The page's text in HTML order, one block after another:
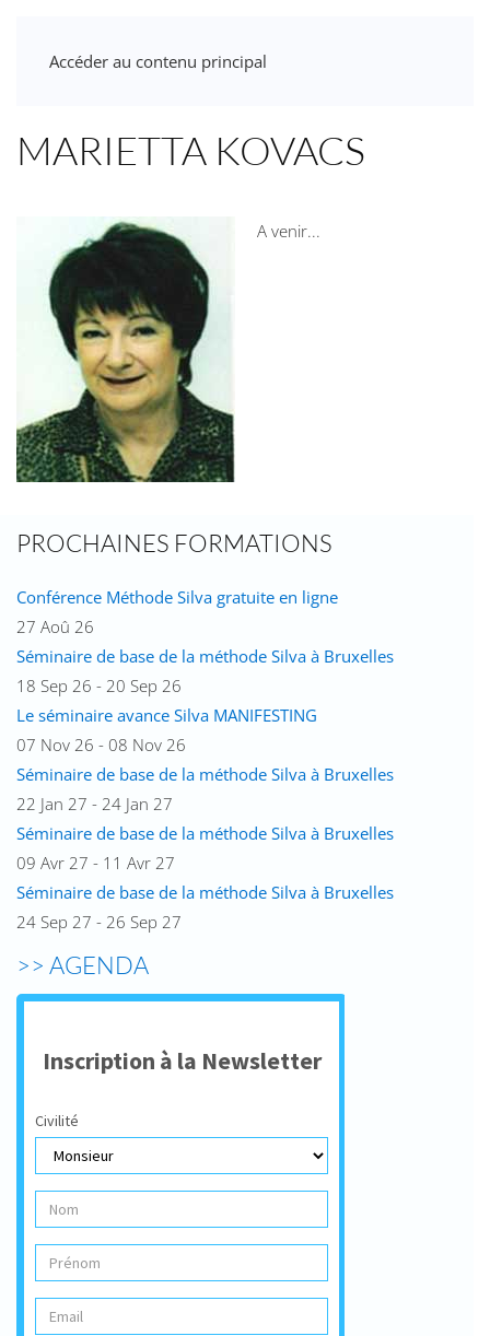
Accéder au contenu principal
MARIETTA KOVACS
A venir...
PROCHAINES FORMATIONS
Conférence Méthode Silva gratuite en ligne
27 Aoû 26
Séminaire de base de la méthode Silva à Bruxelles
18 Sep 26 - 20 Sep 26
Le séminaire avance Silva MANIFESTING
07 Nov 26 - 08 Nov 26
Séminaire de base de la méthode Silva à Bruxelles
22 Jan 27 - 24 Jan 27
Séminaire de base de la méthode Silva à Bruxelles
09 Avr 27 - 11 Avr 27
Séminaire de base de la méthode Silva à Bruxelles
24 Sep 27 - 26 Sep 27
>> AGENDA